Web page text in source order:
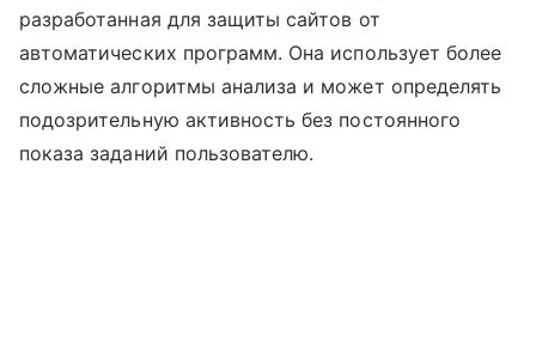
разработанная для защиты сайтов от
автоматических программ. Она использует более
сложные алгоритмы анализа и может определять
подозрительную активность без постоянного
показа заданий пользователю.